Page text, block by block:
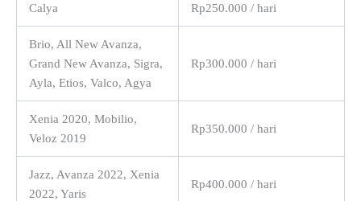
Calya Rp250.000 / hari
Brio, All New Avanza,
Grand New Avanza, Sigra,
Ayla, Etios, Valco, Agya
Rp300.000 / hari
Xenia 2020, Mobilio,
Veloz 2019
Rp350.000 / hari
Jazz, Avanza 2022, Xenia
2022, Yaris
Rp400.000 / hari